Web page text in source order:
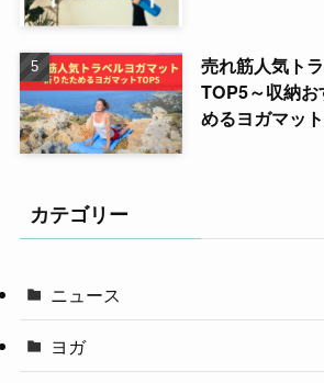
売れ筋人気ト
TOP5～収納
めるヨガマッ
カテゴリー
ニュース
ヨガ